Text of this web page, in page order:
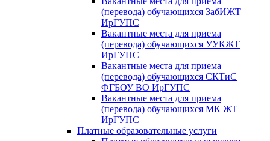
(перевода) обучающихся ЗабИЖТ
ИрГУПС
Вакантные места для приема
(перевода) обучающихся УУКЖТ
ИрГУПС
Вакантные места для приема
(перевода) обучающихся СКТиС
ФГБОУ ВО ИрГУПС
Вакантные места для приема
(перевода) обучающихся МК ЖТ
ИрГУПС
Платные образовательные услуги